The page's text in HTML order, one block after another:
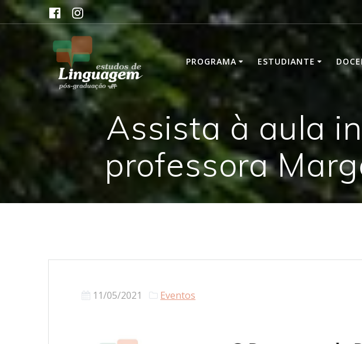
Skip
to
PROGRAMA ESTUDIANTE
Assista à aula
professora
11/05/2021 Eventos